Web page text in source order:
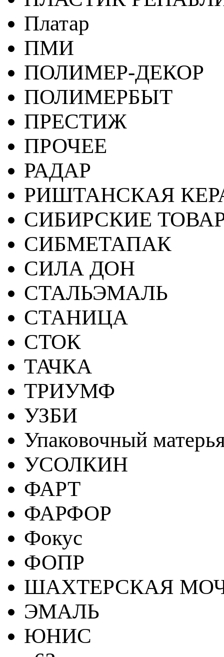
Платар
ПМИ
ПОЛИМЕР-ДЕКОР
ПОЛИМЕРБЫТ
ПРЕСТИЖ
ПРОЧЕЕ
РАДАР
РИШТАНСКАЯ
СИБИРСКИЕ
СИБМЕТАПАК
СИЛА ДОН
СТАЛЬЭМАЛЬ
СТАНИЦА
СТОК
ТАЧКА
ТРИУМФ
УЗБИ
Упаковочный
УСОЛКИН
ФАРТ
ФАРФОР
Фокус
ФОПР
ШАХТЕРСКАЯ
ЭМАЛЬ
ЮНИС